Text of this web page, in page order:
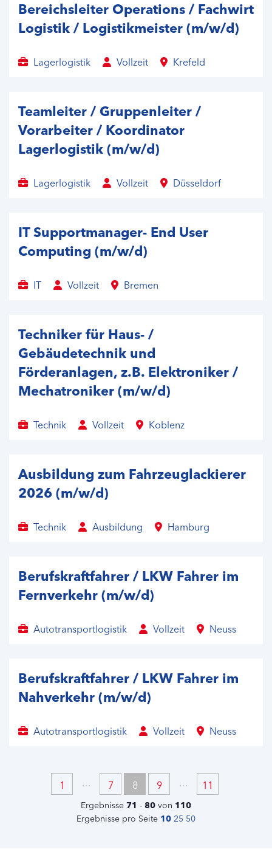
Bereichsleiter Operations / Fachwirt
Logistik / Logistikmeister (m/w/d)
Lagerlogistik Vollzeit Krefeld
Teamleiter / Gruppenleiter /
Vorarbeiter / Koordinator
Lagerlogistik (m/w/d)
Lagerlogistik Vollzeit Düsseldorf
IT Supportmanager- End User
Computing (m/w/d)
IT Vollzeit Bremen
Techniker für Haus- /
Gebäudetechnik und
Förderanlagen, z.B. Elektroniker /
Mechatroniker (m/w/d)
Technik Vollzeit Koblenz
Ausbildung zum Fahrzeuglackierer
2026 (m/w/d)
Technik Ausbildung Hamburg
Berufskraftfahrer / LKW Fahrer im
Fernverkehr (m/w/d)
Autotransportlogistik Vollzeit Neuss
Berufskraftfahrer / LKW Fahrer im
Nahverkehr (m/w/d)
Autotransportlogistik Vollzeit Neuss
1 7 8 9 11
Ergebnisse 71 - 80 von 110
Ergebnisse pro Seite 10 25 50